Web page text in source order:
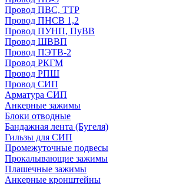
Провод ПВС, ТТР
Провод ПНСВ 1,2
Провод ПУНП, ПуВВ
Провод ШВВП
Провод ПЭТВ-2
Провод РКГМ
Провод РПШ
Провод СИП
Арматура СИП
Анкерные зажимы
Блоки отводные
Бандажная лента (Бугеля)
Гильзы для СИП
Промежуточные подвесы
Прокалывающие зажимы
Плашечные зажимы
Анкерные кронштейны